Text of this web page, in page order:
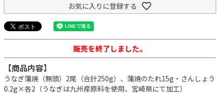
お気に入りに登録する
販売を終了しました。
【商品内容】
うなぎ蒲焼（無頭）2尾（合計250g）、蒲焼のたれ15g・さんしょう
0.2g×各2（うなぎは九州産原料を使用、宮崎県にて加工）